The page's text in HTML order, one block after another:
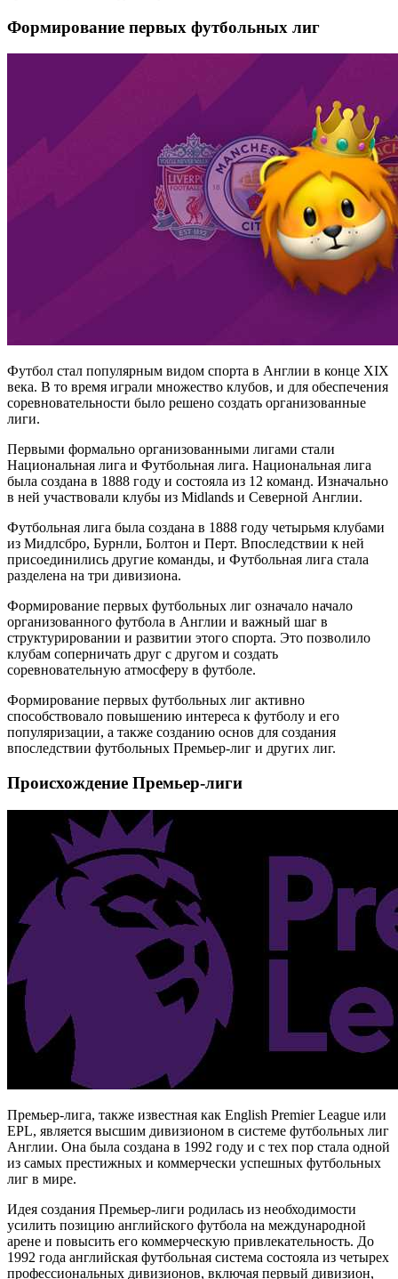
Формирование первых футбольных лиг
Футбол стал популярным видом спорта в Англии в конце XIX
века. В то время играли множество клубов, и для обеспечения
соревновательности было решено создать организованные
лиги.
Первыми формально организованными лигами стали
Национальная лига и Футбольная лига. Национальная лига
была создана в 1888 году и состояла из 12 команд. Изначально
в ней участвовали клубы из Midlands и Северной Англии.
Футбольная лига была создана в 1888 году четырьмя клубами
из Мидлсбро, Бурнли, Болтон и Перт. Впоследствии к ней
присоединились другие команды, и Футбольная лига стала
разделена на три дивизиона.
Формирование первых футбольных лиг означало начало
организованного футбола в Англии и важный шаг в
структурировании и развитии этого спорта. Это позволило
клубам соперничать друг с другом и создать
соревновательную атмосферу в футболе.
Формирование первых футбольных лиг активно
способствовало повышению интереса к футболу и его
популяризации, а также созданию основ для создания
впоследствии футбольных Премьер-лиг и других лиг.
Происхождение Премьер-лиги
Премьер-лига, также известная как English Premier League или
EPL, является высшим дивизионом в системе футбольных лиг
Англии. Она была создана в 1992 году и с тех пор стала одной
из самых престижных и коммерчески успешных футбольных
лиг в мире.
Идея создания Премьер-лиги родилась из необходимости
усилить позицию английского футбола на международной
арене и повысить его коммерческую привлекательность. До
1992 года английская футбольная система состояла из четырех
профессиональных дивизионов, включая первый дивизион,